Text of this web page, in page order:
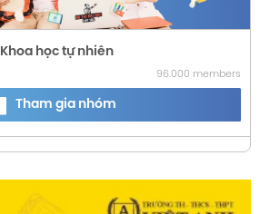
Khoa học tự nhiên
96.000 members
Tham gia nhóm